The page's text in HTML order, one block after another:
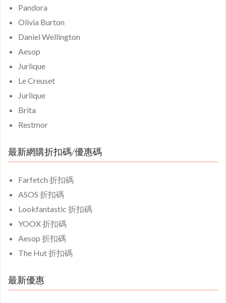
Pandora
Olivia Burton
Daniel Wellington
Aesop
Jurlique
Le Creuset
Jurlique
Brita
Restmor
最新網購折扣碼/優惠碼
Farfetch 折扣碼
ASOS 折扣碼
Lookfantastic 折扣碼
YOOX 折扣碼
Aesop 折扣碼
The Hut 折扣碼
最新優惠